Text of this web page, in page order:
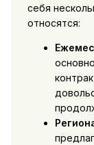
себя
относятся: